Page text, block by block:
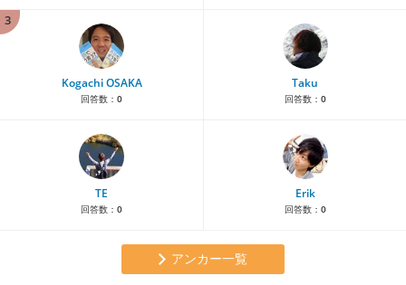
3
Kogachi OSAKA
回答数： 0
Taku
回答数： 0
TE
回答数： 0
Erik
回答数： 0
アンカー一覧